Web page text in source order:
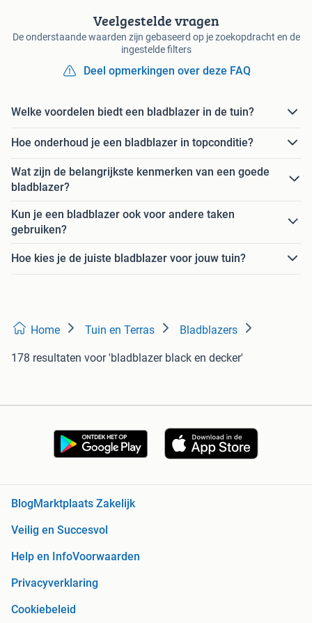
Veelgestelde vragen
De onderstaande waarden zijn gebaseerd op je zoekopdracht en de
ingestelde filters
Deel opmerkingen over deze FAQ
Welke voordelen biedt een bladblazer in de tuin?
Hoe onderhoud je een bladblazer in topconditie?
Wat zijn de belangrijkste kenmerken van een goede
bladblazer?
Kun je een bladblazer ook voor andere taken
gebruiken?
Hoe kies je de juiste bladblazer voor jouw tuin?
Home Tuin en Terras Bladblazers
178 resultaten voor 'bladblazer black en decker'
BlogMarktplaats Zakelijk
Veilig en Succesvol
Help en InfoVoorwaarden
Privacyverklaring
Cookiebeleid